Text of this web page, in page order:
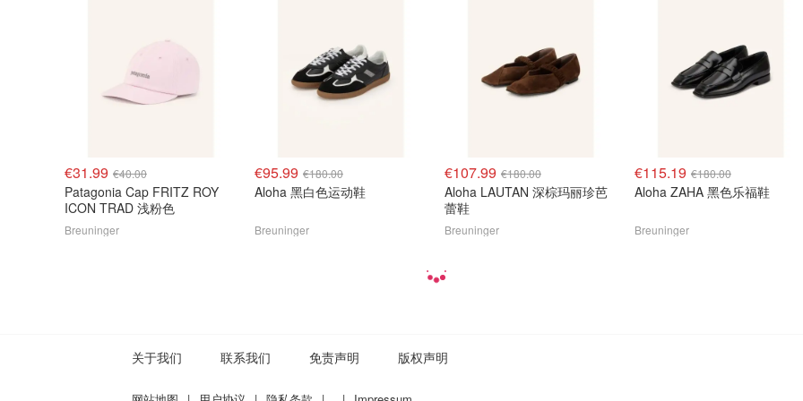
€31.99 €40.00
Patagonia Cap FRITZ ROY
ICON TRAD 浅粉色
Breuninger
€95.99 €180.00
Aloha 黑白色运动鞋
Breuninger
€107.99 €180.00
Aloha LAUTAN 深棕玛丽珍芭
蕾鞋
Breuninger
€115.19 €180.00
Aloha ZAHA 黑色乐福鞋
Breuninger
关于我们 联系我们 免责声明 版权声明